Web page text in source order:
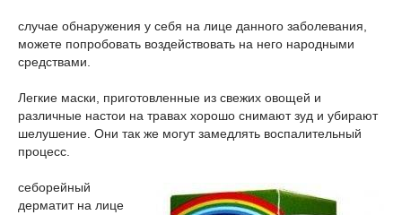
случае обнаружения у себя на лице данного заболевания,
можете попробовать воздействовать на него народными
средствами.
Легкие маски, приготовленные из свежих овощей и
различные настои на травах хорошо снимают зуд и убирают
шелушение. Они так же могут замедлять воспалительный
процесс.
себорейный
дерматит на лице